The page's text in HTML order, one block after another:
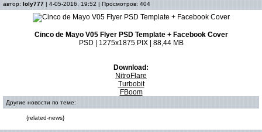
автор: loly777 | 4-05-2016, 19:52 | Просмотров: 404
Cinco de Mayo V05 Flyer PSD Template + Facebook Cover
PSD | 1275x1875 PIX | 88,44 MB
Download:
NitroFlare
Turbobit
FBoom
Другие новости по теме:
{related-news}